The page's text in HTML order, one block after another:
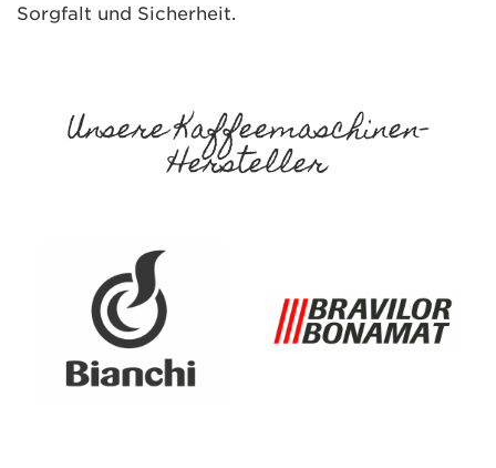
Sorgfalt und Sicherheit.
Unsere Kaffeemaschinen-
Hersteller